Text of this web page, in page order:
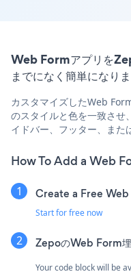
Web Formアプリを
までになく簡単になり
カスタマイズしたWeb
のスタイルと色を一致さ
イドバー、フッター、また
How To Add a Web
Create a Free
Start for free now
ZepoのWeb Form埋
Your code block will be